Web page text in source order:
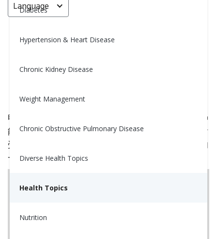
Diabetes
Hypertension & Heart Disease
Chronic Kidney Disease
Weight Management
Chronic Obstructive Pulmonary Disease
Diverse Health Topics
Health Topics
Nutrition
Language
7種有助於甲狀腺功能低下的營養
甲状腺功能减退症，即甲状腺腺体活动不足，是一种
能够干扰新陈代谢并导致疲劳、体重增加、寒冷不耐
受以及许多其他症状的状况。以下是关于这一状况的
一些背景信息，以及七种支持甲状腺健康的食物。